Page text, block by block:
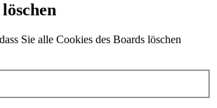
Sie alle Cookies des Boards löschen